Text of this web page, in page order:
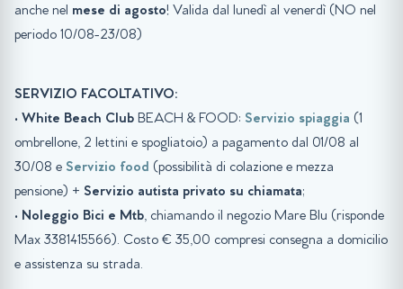
anche nel mese di agosto! Valida dal lunedì al venerdì (NO nel
periodo 10/08-23/08)
SERVIZIO FACOLTATIVO:
• White Beach Club BEACH & FOOD: Servizio spiaggia (1
ombrellone, 2 lettini e spogliatoio) a pagamento dal 01/08 al
30/08 e Servizio food (possibilità di colazione e mezza
pensione) + Servizio autista privato su chiamata;
• Noleggio Bici e Mtb, chiamando il negozio Mare Blu (risponde
Max 3381415566). Costo € 35,00 compresi consegna a domicilio
e assistenza su strada.